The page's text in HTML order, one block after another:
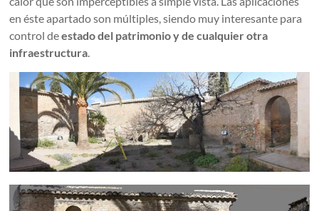
en éste apartado son múltiples, siendo muy interesante para
control deestado del patrimonio y de cualquier otra
infraestructura.